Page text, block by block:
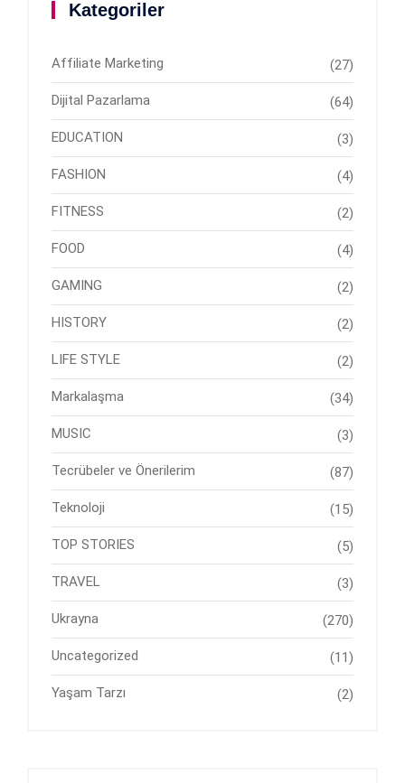
Kategoriler
Affiliate Marketing (27)
Dijital Pazarlama (64)
EDUCATION (3)
FASHION (4)
FITNESS (2)
FOOD (4)
GAMING (2)
HISTORY (2)
LIFE STYLE (2)
Markalaşma (34)
MUSIC (3)
Tecrübeler ve Önerilerim (87)
Teknoloji (15)
TOP STORIES (5)
TRAVEL (3)
Ukrayna (270)
Uncategorized (11)
Yaşam Tarzı (2)